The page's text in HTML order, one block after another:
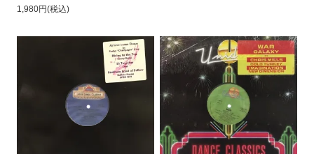
1,980円(税込)